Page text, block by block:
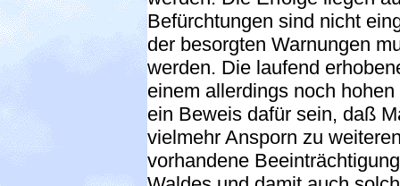
Befürchtungen sind nicht
der besorgten Warnungen
werden. Die laufend
einem allerdings noch
ein Beweis dafür sein, daß
vielmehr Ansporn zu
vorhandene